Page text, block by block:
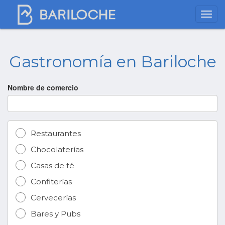
Gastronomía en Bariloche
Nombre de comercio
Restaurantes
Chocolaterías
Casas de té
Confiterías
Cervecerías
Bares y Pubs